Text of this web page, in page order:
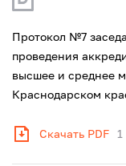
Протокол №7
проведения
высшее и среднее
Краснодарском
Скачать PDF 1